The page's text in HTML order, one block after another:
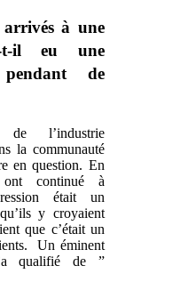
arrivés à une
il eu une
pendant de
de l’industrie
la communauté
en question. En
ont continué à
était un
y croyaient
que c’était un
Un éminent
qualifié de ”